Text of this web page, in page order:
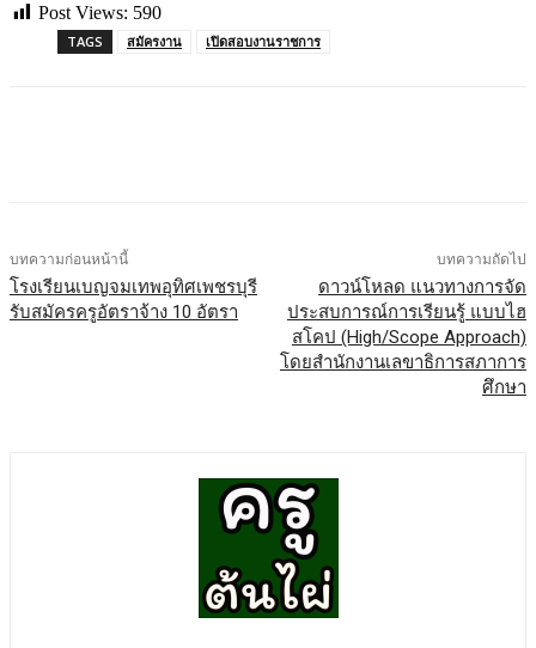
Post Views: 590
TAGS สมัครงาน เปิดสอบงานราชการ
บทความก่อนหน้านี้
โรงเรียนเบญจมเทพอุทิศเพชรบุรี
รับสมัครครูอัตราจ้าง 10 อัตรา
บทความถัดไป
ดาวน์โหลด แนวทางการจัด
ประสบการณ์การเรียนรู้ แบบไฮ
สโคป (High/Scope Approach)
โดยสำนักงานเลขาธิการสภาการ
ศึกษา